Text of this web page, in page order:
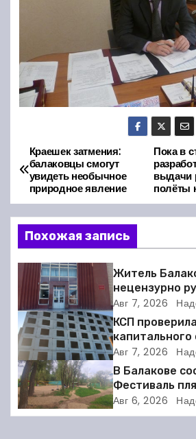
Н
а
в
и
г
а
ц
и
я
п
Пока в
выдачи
полёты
Краешек затмения:
балаковцы смогут
увидеть необычное
природное явление
Похожая запись
Житель
нецензурно
соседкой и
ареста
Авг 7, 2026
КСП
капитального
Балакове и
нарушений
Авг 7, 2026
В Балакове
Фестиваль
волейбола
Авг 6, 2026